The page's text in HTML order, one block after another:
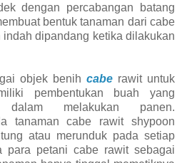
dengan percabangan batang
bentuk tanaman dari cabe
dipandang ketika dilakukan
objek benih cabe rawit untuk
pembentukan buah yang
dalam melakukan panen.
tanaman cabe rawit shypoon
atau merunduk pada setiap
para petani cabe rawit sebagai